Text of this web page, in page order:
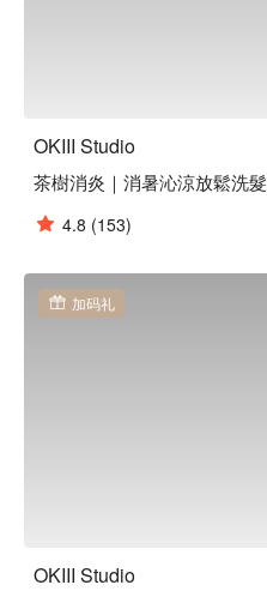
OKIII Studio
茶樹消炎｜消暑沁涼放鬆洗髮
4.8 (153)
加码礼
OKIII Studio